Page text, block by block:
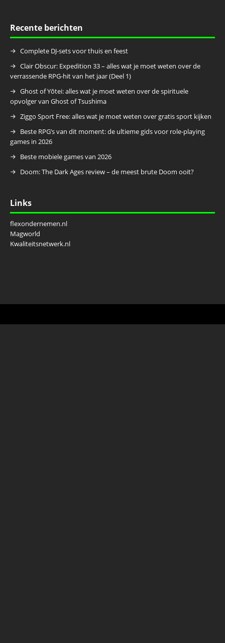
Recente berichten
Complete DJ-sets voor thuis en feest
Clair Obscur: Expedition 33 – alles wat je moet weten over de
verrassende RPG-hit van het jaar (Deel 1)
Ghost of Yōtei: alles wat je moet weten over de spirituele
opvolger van Ghost of Tsushima
Ziggo Sport Free: alles wat je moet weten over gratis sport kijken
Beste RPG’s van dit moment: de ultieme gids voor role-playing
games in 2026
Beste mobiele games van 2026
Doom: The Dark Ages review – de meest brute Doom ooit?
Links
flexondernemen.nl
Magworld
Kwaliteitsnetwerk.nl